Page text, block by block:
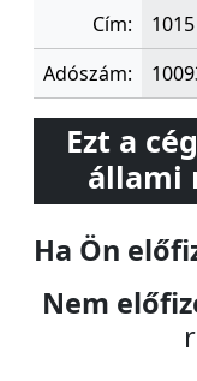
Cím:
Adószám:
Ezt a
állami
Ha Ön
Nem